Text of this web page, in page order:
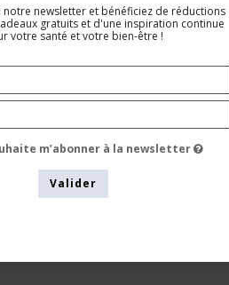
et
EUR 16,00
notre newsletter et bénéficiez de réductions
gratuits et d'une inspiration continue
votre santé et votre bien-être !
m’abonner à la newsletter
Valider